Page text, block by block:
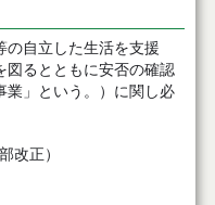
自立した生活を支援
図るとともに安否の確認
業」という。）に関し必
改正）